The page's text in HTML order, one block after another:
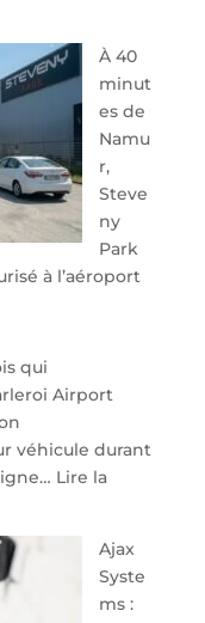
À 40
minut
es de
Namu
r,
Steve
ny
Park
à l’aéroport
qui
Airport
véhicule durant
Lire la
Ajax
Syste
ms :